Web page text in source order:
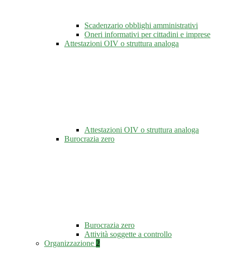
Scadenzario obblighi amministrativi
Oneri informativi per cittadini e imprese
Attestazioni OIV o struttura analoga
Attestazioni OIV o struttura analoga
Burocrazia zero
Burocrazia zero
Attività soggette a controllo
Organizzazione 2